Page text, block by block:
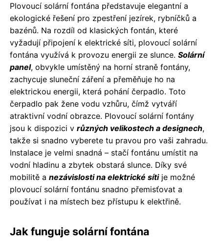
Plovoucí solární fontána představuje elegantní a
ekologické řešení pro zpestření jezírek, rybníčků a
bazénů. Na rozdíl od klasických fontán, které
vyžadují připojení k elektrické síti, plovoucí solární
fontána využívá k provozu energii ze slunce. Solární
panel, obvykle umístěný na horní straně fontány,
zachycuje sluneční záření a přeměňuje ho na
elektrickou energii, která pohání čerpadlo. Toto
čerpadlo pak žene vodu vzhůru, čímž vytváří
atraktivní vodní obrazce. Plovoucí solární fontány
jsou k dispozici v různých velikostech a designech,
takže si snadno vyberete tu pravou pro vaši zahradu.
Instalace je velmi snadná – stačí fontánu umístit na
vodní hladinu a zbytek obstará slunce. Díky své
mobilitě a nezávislosti na elektrické sítije možné
plovoucí solární fontánu snadno přemisťovat a
používat i na místech bez přístupu k elektřině.
Jak funguje solární fontána